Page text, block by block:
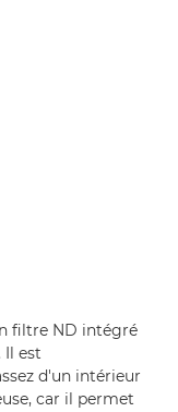
filtre ND intégré
est
d'un intérieur
car il permet